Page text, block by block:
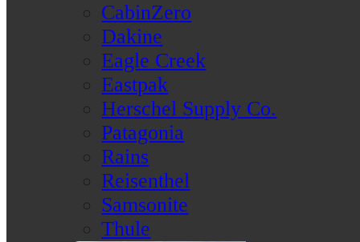
CabinZero
Dakine
Eagle Creek
Eastpak
Herschel Supply Co.
Patagonia
Rains
Reisenthel
Samsonite
Thule